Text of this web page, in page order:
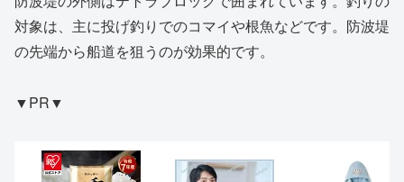
対象は、主に投げ釣りでのコマイや根魚などです。防波堤
の先端から船道を狙うのが効果的です。
▼PR▼